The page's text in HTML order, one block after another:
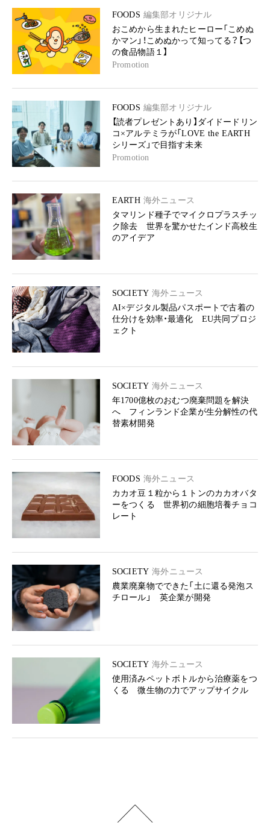
FOODS 編集部オリジナル
おこめから生まれたヒーロー「こめぬ
かマン」！こめぬかって知ってる？【つ
の食品物語１】
Promotion
FOODS 編集部オリジナル
【読者プレゼントあり】ダイドードリン
コ×アルテミラが「LOVE the EARTH
シリーズ」で目指す未来
Promotion
EARTH 海外ニュース
タマリンド種子でマイクロプラスチッ
ク除去 世界を驚かせたインド高校生
のアイデア
SOCIETY 海外ニュース
AI×デジタル製品パスポートで古着の
仕分けを効率・最適化 EU共同プロジ
ェクト
SOCIETY 海外ニュース
年1700億枚のおむつ廃棄問題を解決
へ フィンランド企業が生分解性の代
替素材開発
FOODS 海外ニュース
カカオ豆１粒から１トンのカカオバタ
ーをつくる 世界初の細胞培養チョコ
レート
SOCIETY 海外ニュース
農業廃棄物でできた「土に還る発泡ス
チロール」 英企業が開発
SOCIETY 海外ニュース
使用済みペットボトルから治療薬をつ
くる 微生物の力でアップサイクル